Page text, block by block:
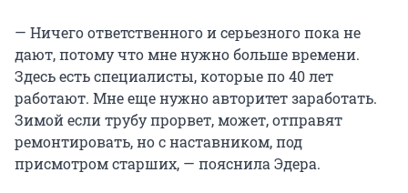
— Ничего ответственного и серьезного пока не
дают, потому что мне нужно больше времени.
Здесь есть специалисты, которые по 40 лет
работают. Мне еще нужно авторитет заработать.
Зимой если трубу прорвет, может, отправят
ремонтировать, но с наставником, под
присмотром старших, — пояснила Эдера.